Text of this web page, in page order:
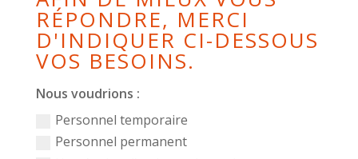
RÉPONDRE, MERCI
D'INDIQUER CI-DESSOUS
VOS BESOINS.
Nous voudrions :
Personnel temporaire
Personnel permanent